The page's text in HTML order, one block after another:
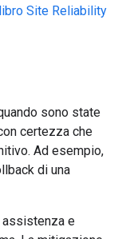
Site Reliability
sono state
certezza che
Ad esempio,
di una
assistenza e